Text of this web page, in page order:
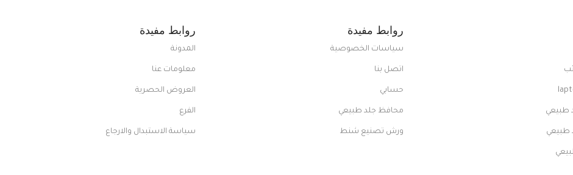
طبيعي
طبيعي
روابط مفيدة
سياسات الخصوصية
اتصل بنا
حسابي
محافظ جلد طبيعي
ورش تصنيع شنط
روابط مفيدة
المدونة
معلومات عنا
العروض الحصرية
الفرع
سياسة الاستبدال والارجاع